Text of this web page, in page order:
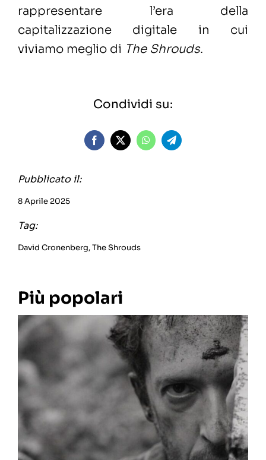
rappresentare l’era della
capitalizzazione digitale in cui
viviamo meglio di The Shrouds.
Condividi su:
Pubblicato il:
8 Aprile 2025
Tag:
David Cronenberg,The Shrouds
Più popolari